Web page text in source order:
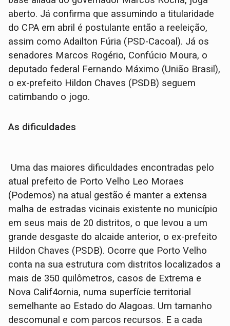
aberto. Já confirma que assumindo a titularidade
do CPA em abril é postulante então a reeleição,
assim como Adailton Fúria (PSD-Cacoal). Já os
senadores Marcos Rogério, Confúcio Moura, o
deputado federal Fernando Máximo (União Brasil),
o ex-prefeito Hildon Chaves (PSDB) seguem
catimbando o jogo.
As dificuldades
Uma das maiores dificuldades encontradas pelo
atual prefeito de Porto Velho Leo Moraes
(Podemos) na atual gestão é manter a extensa
malha de estradas vicinais existente no município
em seus mais de 20 distritos, o que levou a um
grande desgaste do alcaide anterior, o ex-prefeito
Hildon Chaves (PSDB). Ocorre que Porto Velho
conta na sua estrutura com distritos localizados a
mais de 350 quilômetros, casos de Extrema e
Nova Calif4ornia, numa superfície territorial
semelhante ao Estado do Alagoas. Um tamanho
descomunal e com parcos recursos. E a cada